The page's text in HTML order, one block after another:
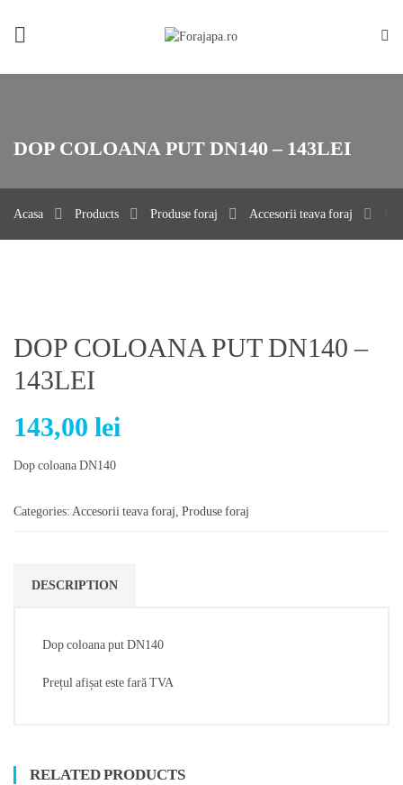
Produse
DOP COLOANA PUT DN140 – 143LEI
Acasa Products Produse foraj Accesorii teava foraj
DOP COLOANA PUT DN140 –
143LEI
143,00 lei
Dop coloana DN140
Categories: Accesorii teava foraj, Produse foraj
DESCRIPTION
Dop coloana put DN140
Prețul afișat este fară TVA
RELATED PRODUCTS